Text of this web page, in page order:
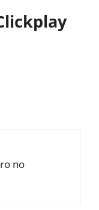
no